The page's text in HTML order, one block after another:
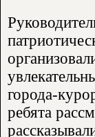
города-
ребята